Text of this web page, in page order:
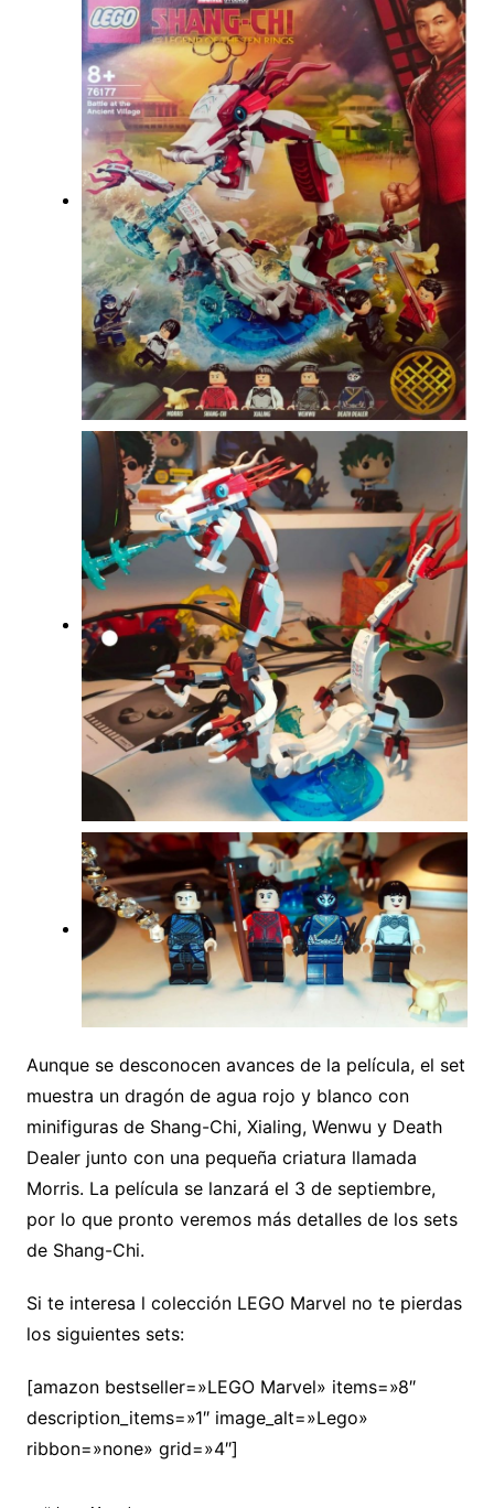
Aunque se desconocen avances de la película, el set
muestra un dragón de agua rojo y blanco con
minifiguras de Shang-Chi, Xialing, Wenwu y Death
Dealer junto con una pequeña criatura llamada
Morris. La película se lanzará el 3 de septiembre,
por lo que pronto veremos más detalles de los sets
de Shang-Chi.
Si te interesa l colección LEGO Marvel no te pierdas
los siguientes sets:
[amazon bestseller=»LEGO Marvel» items=»8″
description_items=»1″ image_alt=»Lego»
ribbon=»none» grid=»4″]